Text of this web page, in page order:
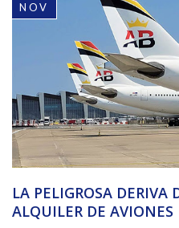
NOV
LA PELIGROSA DERIVA
ALQUILER DE AVIONES